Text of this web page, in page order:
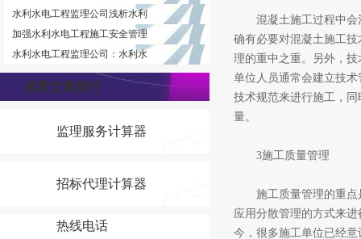
水利水电工程监理公司浅析水利
加强水利水电工程施工安全管理
水利水电工程监理公司：水利水
推荐文章排行
监理服务计算器
招标代理计算器
热线电话
混凝土施工过程中会涉
确有必要对混凝土施工
理的重中之重。另外，
单位人员通常会建立技
技术规范来进行施工，
量。
3施工质量管理
施工质量管理的重点是
应用分散管理的方式来
今，很多施工单位已经